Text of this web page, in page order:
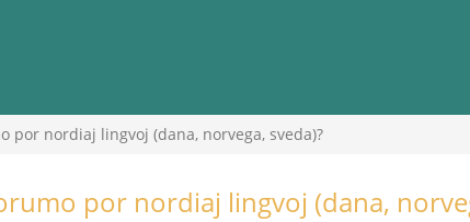
por nordiaj lingvoj (dana, norvega, sveda)?
por nordiaj lingvoj (dana,